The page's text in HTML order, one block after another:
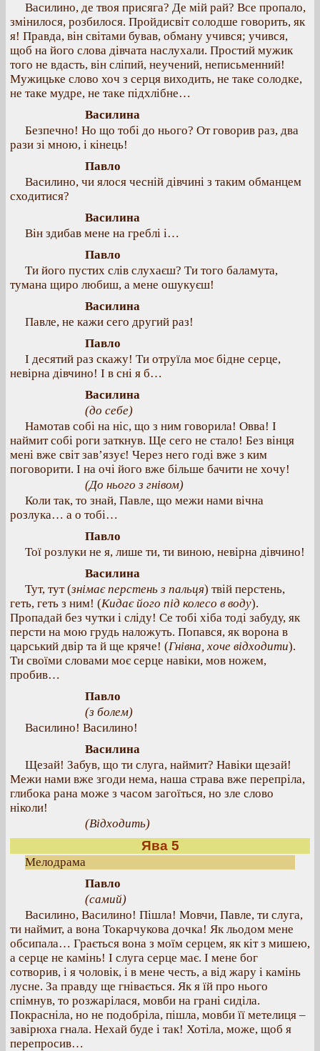
Василино, де твоя присяга? Де мій рай? Все пропало,
змінилося, розбилося. Пройдисвіт солодше говорить, як
я! Правда, він світами бував, обману учився; учився,
щоб на його слова дівчата наслухали. Простий мужик
того не вдасть, він сліпий, неучений, неписьменний!
Мужицьке слово хоч з серця виходить, не таке солодке,
не таке мудре, не таке підхлібне…
Василина
Безпечно! Но що тобі до нього? От говорив раз, два
рази зі мною, і кінець!
Павло
Василино, чи ялося чесній дівчині з таким обманцем
сходитися?
Василина
Він здибав мене на греблі і…
Павло
Ти його пустих слів слухаєш? Ти того баламута,
тумана щиро любиш, а мене ошукуєш!
Василина
Павле, не кажи сего другий раз!
Павло
І десятий раз скажу! Ти отруїла моє бідне серце,
невірна дівчино! І в сні я б…
Василина
(до себе)
Намотав собі на ніс, що з ним говорила! Овва! І
наймит собі роги заткнув. Ще сего не стало! Без вінця
мені вже світ зав’язує! Через него годі вже з ким
поговорити. І на очі його вже більше бачити не хочу!
(До нього з гнівом)
Коли так, то знай, Павле, що межи нами вічна
розлука… а о тобі…
Павло
Тої розлуки не я, лише ти, ти виною, невірна дівчино!
Василина
Тут, тут (знімає перстень з пальця) твій перстень,
геть, геть з ним! (Кидає його під колесо в воду).
Пропадай без чутки і сліду! Се тобі хіба тоді забуду, як
персти на мою грудь наложуть. Попався, як ворона в
царський двір та й ще кряче! (Гнівна, хоче відходити).
Ти своїми словами моє серце навіки, мов ножем,
пробив…
Павло
(з болем)
Василино! Василино!
Василина
Щезай! Забув, що ти слуга, наймит? Навіки щезай!
Межи нами вже згоди нема, наша страва вже перепріла,
глибока рана може з часом загоїться, но зле слово
ніколи!
(Відходить)
Ява 5
Мелодрама
Павло
(самий)
Василино, Василино! Пішла! Мовчи, Павле, ти слуга,
ти наймит, а вона Токарчукова дочка! Як льодом мене
обсипала… Грається вона з моїм серцем, як кіт з мишею,
а серце не камінь! І слуга серце має. І мене бог
сотворив, і я чоловік, і в мене честь, а від жару і камінь
лусне. За правду ще гнівається. Як я їй про нього
спімнув, то розжарілася, мовби на грані сиділа.
Покрасніла, но не подобріла, пішла, мовби її метелиця –
завірюха гнала. Нехай буде і так! Хотіла, може, щоб я
перепросив…